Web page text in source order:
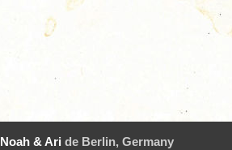
Noah & Ari de Berlin, Germany